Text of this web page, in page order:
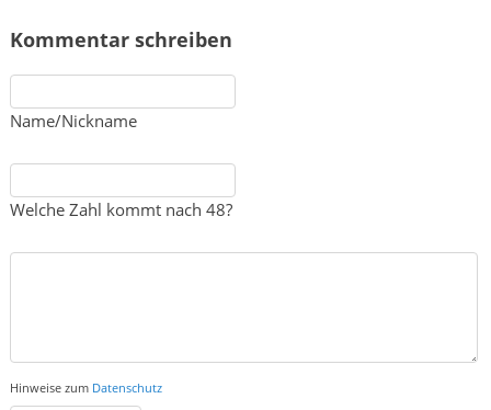
Kommentar schreiben
Name/Nickname
Welche Zahl kommt nach 48?
Hinweise zum Datenschutz